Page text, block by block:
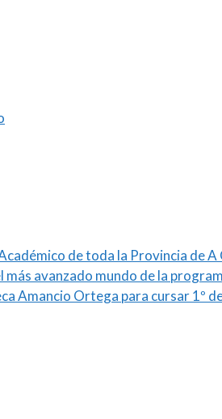
de toda la Provincia de A
avanzado mundo de la
Amancio Ortega para cursar 1º